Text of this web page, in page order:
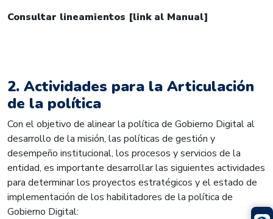
Consultar lineamientos [link al Manual]
2. Actividades para la Articulación
de la política
Con el objetivo de alinear la política de Gobierno Digital al
desarrollo de la misión, las políticas de gestión y
desempeño institucional, los procesos y servicios de la
entidad, es importante desarrollar las siguientes actividades
para determinar los proyectos estratégicos y el estado de
implementación de los habilitadores de la política de
Gobierno Digital: